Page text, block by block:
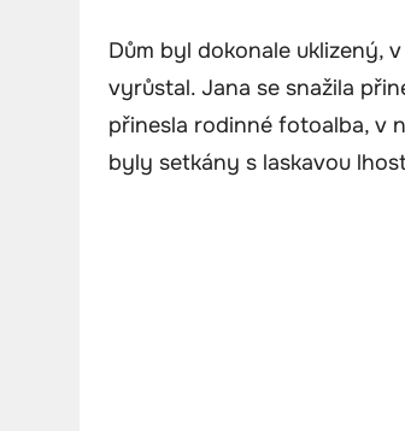
Dům byl dokonale uklizený,
vyrůstal. Jana se snažila
přinesla rodinné fotoalba, v
byly setkány s laskavou